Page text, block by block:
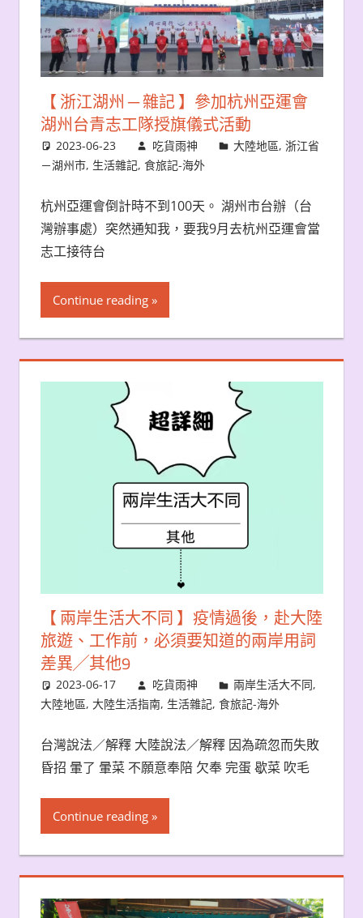
【 浙江湖州 ─ 雜記 】參加杭州亞運會
湖州台青志工隊授旗儀式活動
2023-06-23 吃貨雨神 大陸地區,浙江省
－湖州市, 生活雜記, 食旅記-海外
杭州亞運會倒計時不到100天。 湖州市台辦（台
灣辦事處）突然通知我，要我9月去杭州亞運會當
志工接待台
Continue reading
【 兩岸生活大不同 】疫情過後，赴大陸
旅遊、工作前，必須要知道的兩岸用詞
差異╱其他9
2023-06-17 吃貨雨神 兩岸生活大不同,
大陸地區, 大陸生活指南, 生活雜記, 食旅記-海外
台灣說法／解釋 大陸說法／解釋 因為疏忽而失敗
昏招 暈了 暈菜 不願意奉陪 欠奉 完蛋 歇菜 吹毛
Continue reading